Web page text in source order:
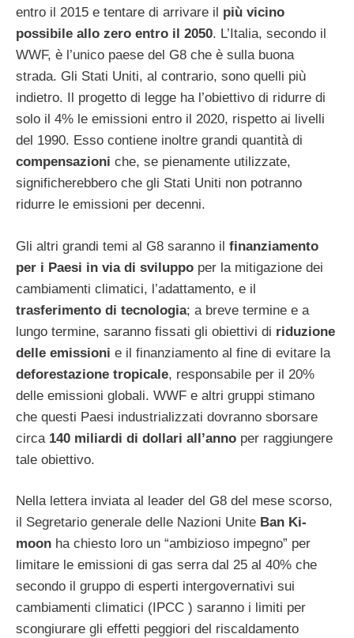
entro il 2015 e tentare di arrivare il più vicino
possibile allo zero entro il 2050. L’Italia, secondo il
WWF, è l’unico paese del G8 che è sulla buona
strada. Gli Stati Uniti, al contrario, sono quelli più
indietro. Il progetto di legge ha l’obiettivo di ridurre di
solo il 4% le emissioni entro il 2020, rispetto ai livelli
del 1990. Esso contiene inoltre grandi quantità di
compensazioni che, se pienamente utilizzate,
significherebbero che gli Stati Uniti non potranno
ridurre le emissioni per decenni.
Gli altri grandi temi al G8 saranno il finanziamento
per i Paesi in via di sviluppo per la mitigazione dei
cambiamenti climatici, l’adattamento, e il
trasferimento di tecnologia; a breve termine e a
lungo termine, saranno fissati gli obiettivi di riduzione
delle emissioni e il finanziamento al fine di evitare la
deforestazione tropicale, responsabile per il 20%
delle emissioni globali. WWF e altri gruppi stimano
che questi Paesi industrializzati dovranno sborsare
circa 140 miliardi di dollari all’anno per raggiungere
tale obiettivo.
Nella lettera inviata al leader del G8 del mese scorso,
il Segretario generale delle Nazioni Unite Ban Ki-
moon ha chiesto loro un “ambizioso impegno” per
limitare le emissioni di gas serra dal 25 al 40% che
secondo il gruppo di esperti intergovernativi sui
cambiamenti climatici (IPCC ) saranno i limiti per
scongiurare gli effetti peggiori del riscaldamento